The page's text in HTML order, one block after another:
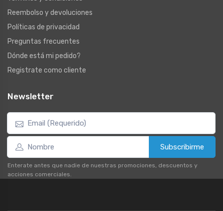
Reembolso y devoluciones
Políticas de privacidad
Preguntas frecuentes
Dónde está mi pedido?
Registrate como cliente
Newsletter
Subscribirme
Enterate antes que nadie de nuestras promociones, descuentos y
acciones comerciales.